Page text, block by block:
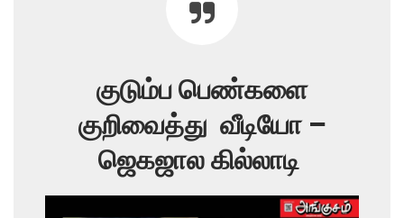
குடும்ப பெண்களை
குறிவைத்து வீடியோ –
ஜெகஜால கில்லாடி